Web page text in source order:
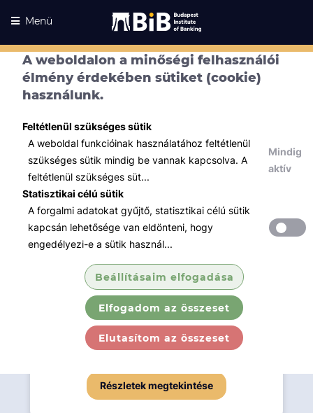
A weboldalon a minőségi felhasználói
élmény érdekében sütiket (cookie)
használunk.
Feltétlenül szükséges sütik
A weboldal funkcióinak használatához feltétlenül
szükséges sütik mindig be vannak kapcsolva. A
feltétlenül szükséges süt...
Mindig
aktív
Statisztikai célú sütik
A forgalmi adatokat gyűjtő, statisztikai célú sütik
kapcsán lehetősége van eldönteni, hogy
engedélyezi-e a sütik használ...
Beállításaim elfogadása
Elfogadom az összeset
Elutasítom az összeset
Menü
Kurzusaink
Minden témában
Összes
Pénzügy
Vállalati pénzügyi kimutatások
elemzése
A kurzus résztvevői saját laptopjukon
kimutatások szerkezetét, sorinak jelentését,
a köztük lévő kapcsolatokat.
KURZUS IDŐPONTJA
2026. 09. 10-11.
279 273 Ft
Részletek megtekintése